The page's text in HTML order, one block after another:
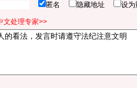
匿名 隐藏地址 设为
文处理专家>>